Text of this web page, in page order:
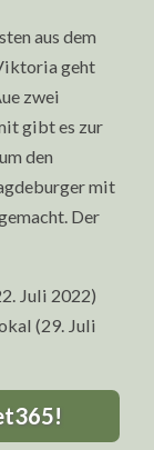
aus dem
geht
zwei
gibt es zur
den
mit
Der
Juli 2022)
(29. Juli